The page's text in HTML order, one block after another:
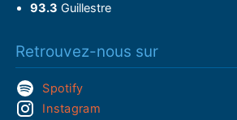
93.3 Guillestre
Retrouvez-nous sur
Spotify
Instagram